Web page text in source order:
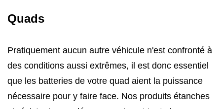
Quads
Pratiquement aucun autre véhicule n'est confronté à
des conditions aussi extrêmes, il est donc essentiel
que les batteries de votre quad aient la puissance
nécessaire pour y faire face. Nos produits étanches